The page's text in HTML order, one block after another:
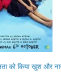
को किया खुश और